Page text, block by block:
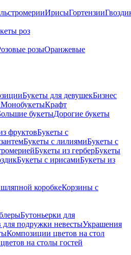
ИрисыГортензии
роз
розыОранжевые
Букеты для девушекБизнес
МонобукетыКрафт
букетыДорогие букеты
фруктовБукеты с
Букеты с лилиямиБукеты с
Букеты из герберБукеты
Букеты с ирисамиБукеты из
коробкеКорзины с
Бутоньерки для
для подружки невестыУкрашения
Композиции цветов на стол
на столы гостей